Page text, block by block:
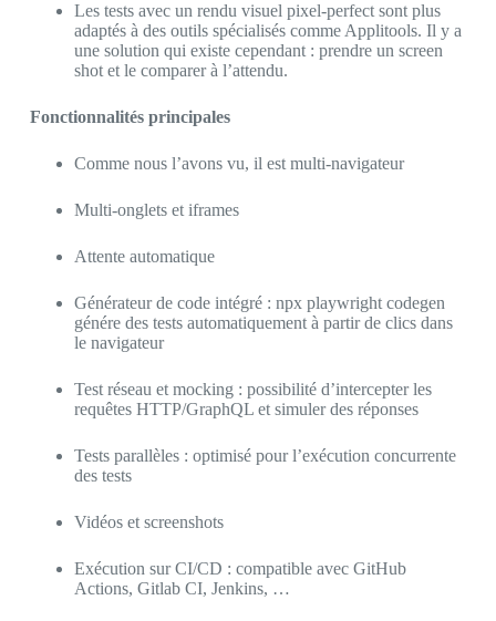
Les tests avec un rendu visuel pixel-perfect sont plus
adaptés à des outils spécialisés comme Applitools. Il y a
une solution qui existe cependant : prendre un screen
shot et le comparer à l’attendu.
Fonctionnalités principales
Comme nous l’avons vu, il est multi-navigateur
Multi-onglets et iframes
Attente automatique
Générateur de code intégré : npx playwright codegen
génére des tests automatiquement à partir de clics dans
le navigateur
Test réseau et mocking : possibilité d’intercepter les
requêtes HTTP/GraphQL et simuler des réponses
Tests parallèles : optimisé pour l’exécution concurrente
des tests
Vidéos et screenshots
Exécution sur CI/CD : compatible avec GitHub
Actions, Gitlab CI, Jenkins, …